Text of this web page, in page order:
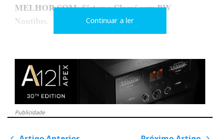
MELHOR SOM: Sistema Classé com BW
Nautilus.
Resumo numa palavra (lembrem-se das prioridades de
cada um): o único onde senti um 'cheirinho' a ritmo
(timing). Música para mim sem ritmo é uma
xaropada...
Continuar a ler
Publicidade